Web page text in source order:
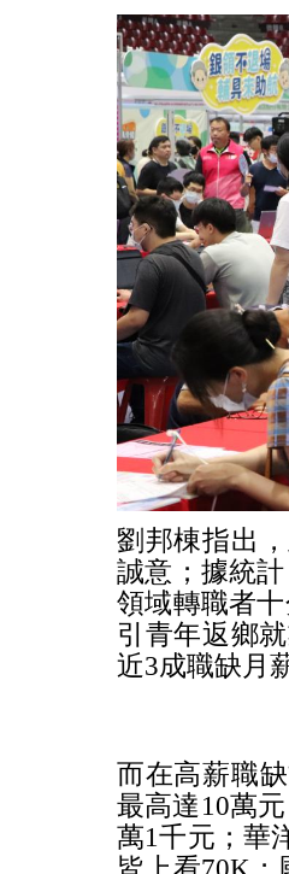
劉邦棟指出
誠意；據統
領域轉職者
引青年返鄉
近3成職缺月
而在高薪職
最高達10萬
萬1千元；華